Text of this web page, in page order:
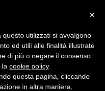
×
utilizzati si avvalgono
ed utili alle finalità illustrate
di più o negare il consenso
la cookie policy.
questa pagina, cliccando
in altra maniera,